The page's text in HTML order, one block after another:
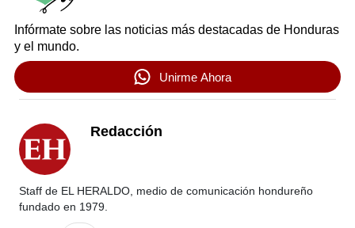
Infórmate sobre las noticias más destacadas de Honduras
y el mundo.
Unirme Ahora
Redacción
Staff de EL HERALDO, medio de comunicación hondureño
fundado en 1979.